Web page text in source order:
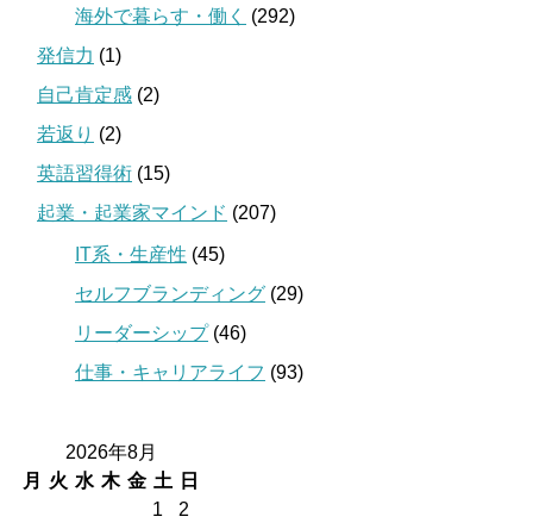
海外で暮らす・働く
(292)
発信力 (1)
自己肯定感 (2)
若返り (2)
英語習得術 (15)
起業・起業家マインド (207)
IT系・生産性 (45)
セルフブランディング (29)
リーダーシップ(46)
仕事・キャリアライフ (93)
2026年8月
月
火 水 木 金 土 日
1
2